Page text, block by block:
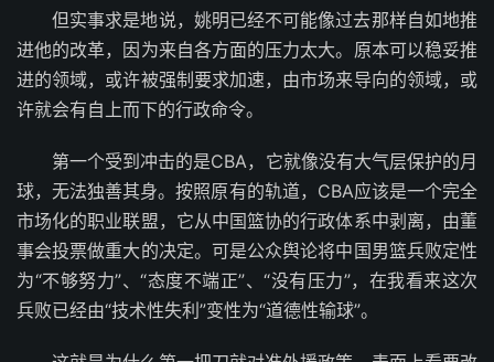
但实事求是地说，姚明已经不可能像过去那样自如地推
进他的改革，因为来自各方面的压力太大。原本可以稳妥推
进的领域，或许被强制要求加速，由市场来导向的领域，或
许就会有自上而下的行政命令。
第一个受到冲击的是CBA，它就像没有大气层保护的月
球，无法独善其身。按照原有的轨道，CBA应该是一个完全
市场化的职业联盟，它从中国篮协的行政体系中剥离，由董
事会投票做重大的决定。可是公众舆论将中国男篮兵败定性
为“不够努力”、“态度不端正”、“没有压力”，在我看来这次
兵败已经由“技术性失利”变性为“道德性输球”。